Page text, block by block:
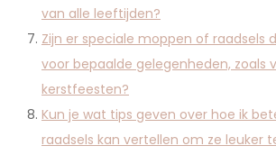
van alle leeftijden?
Zijn er speciale moppen of raadsels
voor bepaalde gelegenheden, zoals
kerstfeesten?
Kun je wat tips geven over hoe ik
raadsels kan vertellen om ze leuker